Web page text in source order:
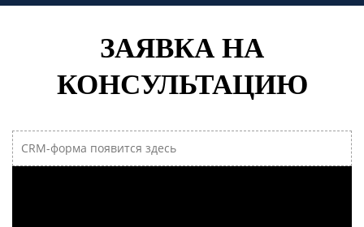
ЗАЯВКА НА
КОНСУЛЬТАЦИЮ
CRM-форма появится здесь